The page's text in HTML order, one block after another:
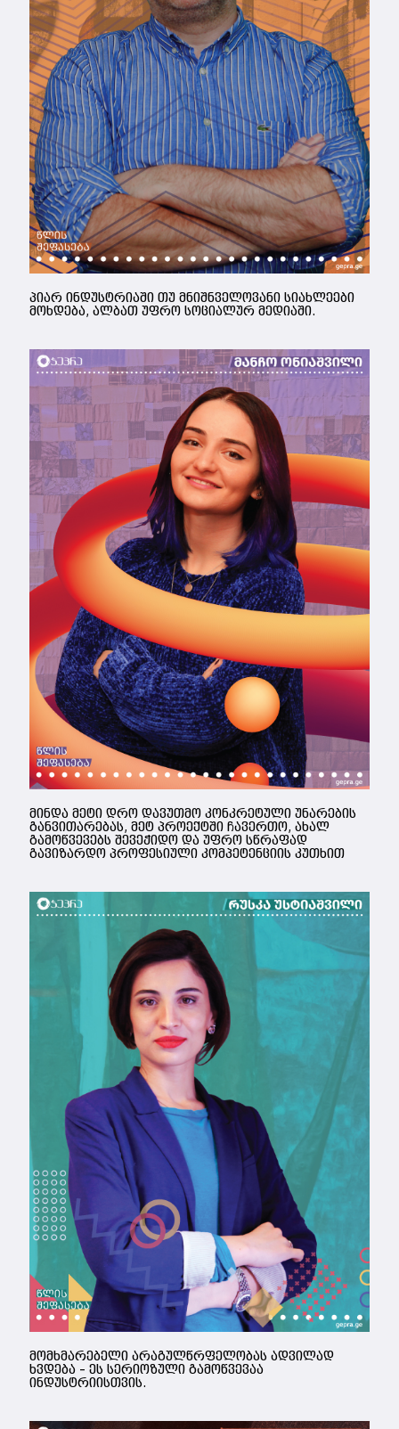
პიარ ინდუსტრიაში თუ მნიშნველოვანი სიახლეები
მოხდება, ალბათ უფრო სოციალურ მედიაში.
მინდა მეტი დრო დავუთმო კონკრეტული უნარების
განვითარებას, მეტ პროექტში ჩავერთო, ახალ
გამოწვევებს შევეჭიდო და უფრო სწრაფად
გავიზარდო პროფესიული კომპეტენციის კუთხით
მომხმარებელი არაგულწრფელობას ადვილად
ხვდება – ეს სერიოზული გამოწვევაა
ინდუსტრიისთვის.